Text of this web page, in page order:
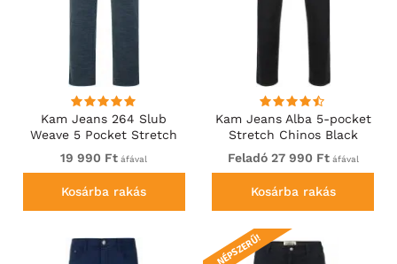
Kam Jeans 264 Slub
Weave 5 Pocket Stretch
Pants Smokey Blue
19 990 Ft áfával
Kosárba rakás
Kam Jeans Alba 5-pocket
Stretch Chinos Black
Feladó 27 990 Ftáfával
Kosárba rakás
NÉPSZERŰ!